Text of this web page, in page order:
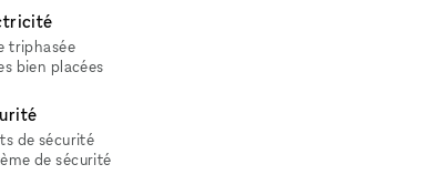
triphasée
bien placées
de sécurité
de sécurité